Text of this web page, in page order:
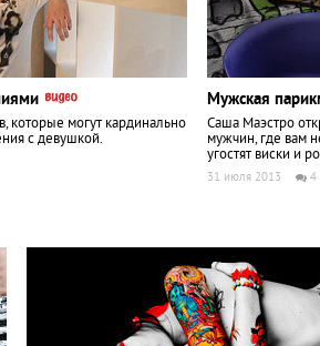
которые могут кардинально
с девушкой.
Мужская
Саша Маэстро
мужчин, где вам
угостят виски и
31 июля 2013 4